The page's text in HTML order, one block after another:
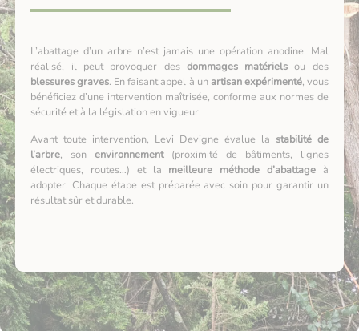
L’abattage d’un arbre n’est jamais une opération anodine. Mal
réalisé, il peut provoquer des dommages matériels ou des
blessures graves. En faisant appel à un artisan expérimenté, vous
bénéficiez d’une intervention maîtrisée, conforme aux normes de
sécurité et à la législation en vigueur.
Avant toute intervention, Levi Devigne évalue la stabilité de
l’arbre, sonenvironnement(proximité de bâtiments, lignes
électriques, routes…) et la meilleure méthode d’abattageà
adopter. Chaque étape est préparée avec soin pour garantir un
résultat sûr et durable.